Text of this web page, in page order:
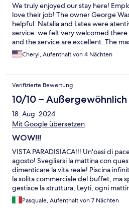
We truly enjoyed our stay here!
love their job! The owner George
helpful. Natalia and Latea were
service. we felt very welcomed
and the service are excellent. The
will return again.!
Cheryl, Aufenthalt von 4 Nächten
Verifizierte Bewertung
10/10 – Außergewöhnlich
18. Aug. 2024
Mit Google übersetzen
WOW!!!
VISTA PARADISIACA!!! Un'oasi di
agosto! Svegliarsi la mattina con
dimenticare la vita reale! Piscina
la solita commerciale del buffet, ma
gestisce la struttura, Leyti, ogni
suo sorriso e la sua gentilezza, e ti
direttamente al tuo tavolino in
Pasquale, Aufenthalt von 7 Nächten